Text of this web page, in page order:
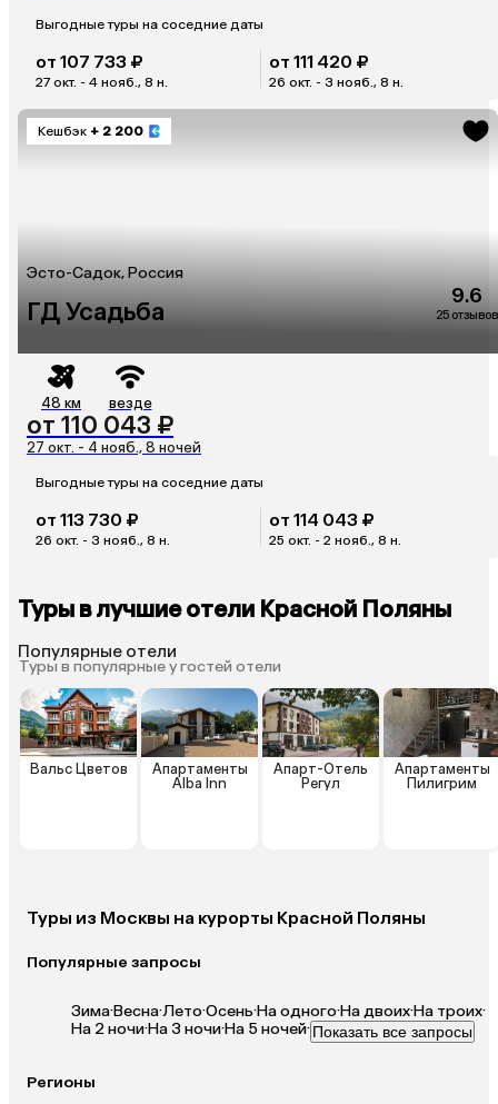
Выгодные туры на соседние даты
от 107 733 ₽
27 окт. - 4 нояб., 8 н.
от 111 420 ₽
26 окт. - 3 нояб., 8 н.
Кешбэк + 2 200
Эсто-Садок, Россия
ГД Усадьба
9.6
25 отзывов
48 км везде
от 110 043 ₽
27 окт. - 4 нояб., 8 ночей
Выгодные туры на соседние даты
от 113 730 ₽
26 окт. - 3 нояб., 8 н.
от 114 043 ₽
25 окт. - 2 нояб., 8 н.
Туры в лучшие отели Красной Поляны
Популярные отели
Туры в популярные у гостей отели
Вальс Цветов
Апартаменты
Alba Inn
Апарт-Отель
Регул
Апартаменты
Пилигрим
Туры из Москвы на курорты Красной Поляны
Популярные запросы
Зима·Весна·Лето·Осень·На одного·На двоих·На троих·
На 2 ночи·На 3 ночи·На 5 ночей·Показать все запросы
Регионы